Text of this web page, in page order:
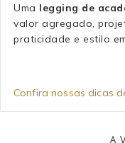
Uma legging de
valor agregado,
praticidade e estilo
Confira nossas dicas